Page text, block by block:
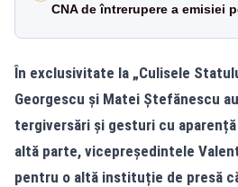
CNA de întrerupere a emisiei
În exclusivitate la „Culisele
Georgescu și Matei Ștefănescu
tergiversări și gesturi cu
altă parte, vicepreședintele
pentru o altă instituție de presă